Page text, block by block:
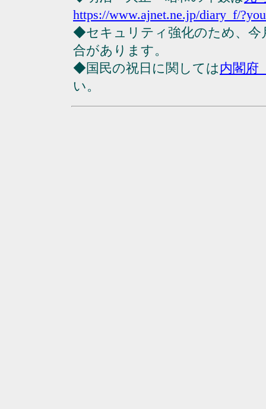
https://www.ajnet.ne.jp/diary_f/
◆セキュリティ強化のため、今
合があります。
◆国民の祝日に関しては内閣府
い。